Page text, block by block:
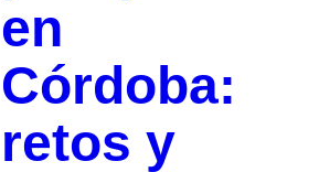
en
Córdoba:
retos y